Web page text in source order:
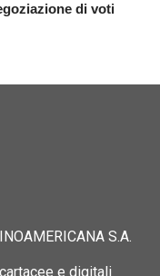
di voti
S.A.
e digitali